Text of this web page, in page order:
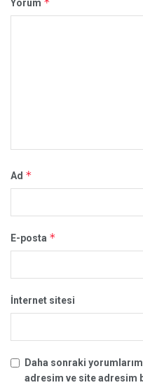
Yorum
Ad *
E-posta *
İnternet sitesi
Daha sonraki
adresim ve site adresim